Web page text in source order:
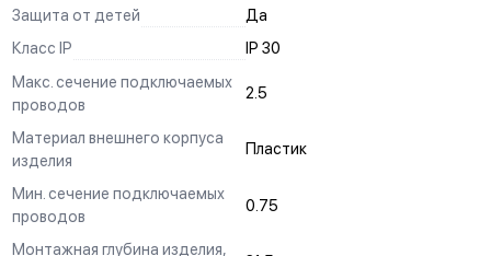
СИЛОВЫЕ КОНТАКТЫ
Изготовлены по международному стандарту из оловянной
бронзы, гарантируют долговечность и надежность
эксплуатации.
ЛЕГКОПОДВИЖНЫЕ КНОПКИ ОТСОЕДИНЕНИЯ
отсоединенить провода при демонтаже.
Защита от детей
Да
Класс IP
IP 30
Макс. сечение подключаемых
проводов
2.5
Материал внешнего корпуса
изделия
Пластик
Мин. сечение подключаемых
проводов
0.75
Монтажная глубина изделия,